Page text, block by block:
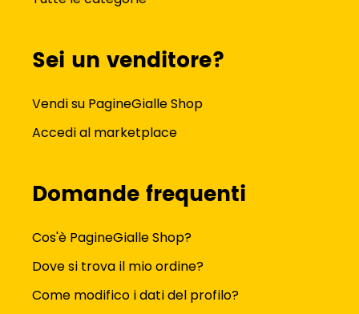
Sei un venditore?
Vendi su PagineGialle Shop
Accedi al marketplace
Domande frequenti
Cos'è PagineGialle Shop?
Dove si trova il mio ordine?
Come modifico i dati del profilo?